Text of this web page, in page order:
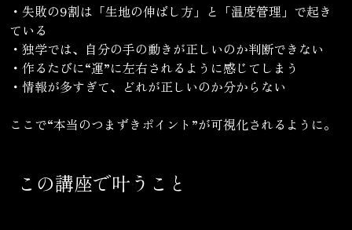
・失敗の9割は「生地の伸ばし方」と「温度管理」で起き
ている
・独学では、自分の手の動きが正しいのか判断できない
・作るたびに“運”に左右されるように感じてしまう
・情報が多すぎて、どれが正しいのか分からない
ここで“本当のつまずきポイント”が可視化されるように。
この講座で叶うこと